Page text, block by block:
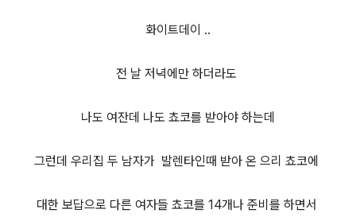
화이트데이 ..
전 날 저녁에만 하더라도
나도 여잔데 나도 쵸코를 받아야 하는데
그런데 우리집 두 남자가 발렌타인때 받아 온 으리 쵸코에
대한 보답으로 다른 여자들 쵸코를 14개나 준비를 하면서